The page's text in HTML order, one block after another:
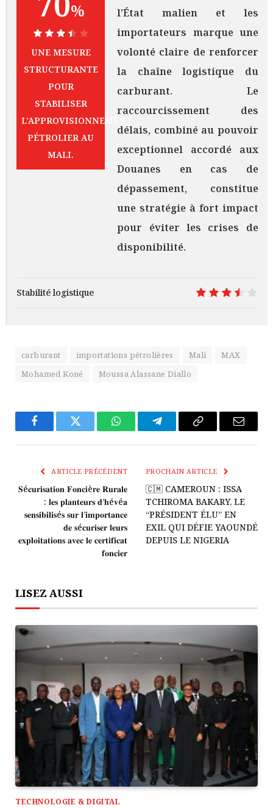
%
70%
UNE MESURE
STRUCTURANTE
POUR
STABILISER
L’APPROVISIONNEMENT
PÉTROLIER AU
MALI.
l’État malien et les
importateurs marque une
volonté claire de renforcer
la chaîne logistique du
carburant. Le
raccourcissement des
délais, combiné au pouvoir
exceptionnel accordé aux
Douanes en cas de
dépassement, constitue
une stratégie à fort impact
pour éviter les crises de
disponibilité.
Stabilité logistique
carburant importations pétrolières Mali
MAX
Mohamed Koné
Moussa Alassane Diallo
FacebookTwitter WhatsAppTélégrammeCopier
Lien
E-
ARTICLE PRÉCÉDENT
𝐒é𝐜𝐮𝐫𝐢𝐬𝐚𝐭𝐢𝐨𝐧 𝐅𝐨𝐧𝐜𝐢è𝐫𝐞 𝐑𝐮𝐫𝐚𝐥𝐞
: 𝐥𝐞𝐬 𝐩𝐥𝐚𝐧𝐭𝐞𝐮𝐫𝐬 𝐝’𝐡é𝐯é𝐚
𝐬𝐞𝐧𝐬𝐢𝐛𝐢𝐥𝐢𝐬é𝐬 𝐬𝐮𝐫 𝐥’𝐢𝐦𝐩𝐨𝐫𝐭𝐚𝐧𝐜𝐞
𝐝𝐞 𝐬é𝐜𝐮𝐫𝐢𝐬𝐞𝐫 𝐥𝐞𝐮𝐫𝐬
𝐞𝐱𝐩𝐥𝐨𝐢𝐭𝐚𝐭𝐢𝐨𝐧𝐬 𝐚𝐯𝐞𝐜 𝐥𝐞 𝐜𝐞𝐫𝐭𝐢𝐟𝐢𝐜𝐚𝐭
𝐟𝐨𝐧𝐜𝐢𝐞𝐫
PROCHAIN ARTICLE
🇨🇲 CAMEROUN : ISSA
TCHIROMA BAKARY, LE
“PRÉSIDENT ÉLU” EN
EXIL QUI DÉFIE YAOUNDÉ
DEPUIS LE NIGERIA
LISEZ AUSSI
TECHNOLOGIE & DIGITAL